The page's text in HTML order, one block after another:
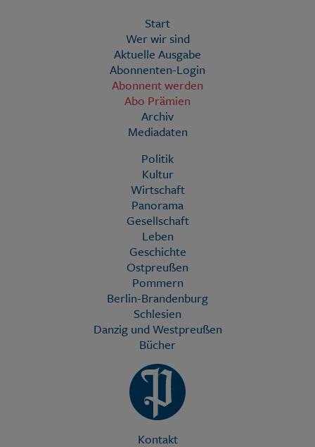
Start
Wer wir sind
Aktuelle Ausgabe
Abonnenten-Login
Abonnent werden
Abo Prämien
Archiv
Mediadaten
Politik
Kultur
Wirtschaft
Panorama
Gesellschaft
Leben
Geschichte
Ostpreußen
Pommern
Berlin-Brandenburg
Schlesien
Danzig und Westpreußen
Bücher
Kontakt